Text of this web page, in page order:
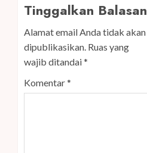
Tinggalkan Balasan
Alamat email Anda tidak akan
dipublikasikan. Ruas yang
wajib ditandai*
Komentar*